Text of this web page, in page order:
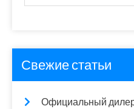
Свежие статьи
Официальный